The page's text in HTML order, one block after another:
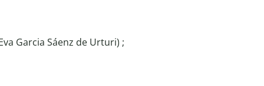
Garcia Sáenz de Urturi) ;